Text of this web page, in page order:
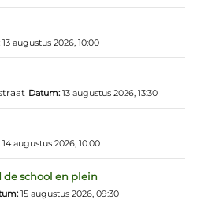
13 augustus 2026, 10:00
Datum: 13 augustus 2026, 13:30
14 augustus 2026, 10:00
school en plein
15 augustus 2026, 09:30